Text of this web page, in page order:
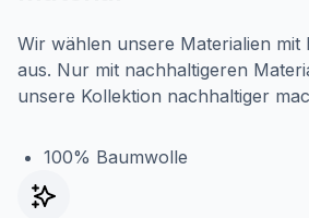
Wir wählen unsere Materialien
aus. Nur mit nachhaltigeren
unsere Kollektion nachhaltiger
100% Baumwolle